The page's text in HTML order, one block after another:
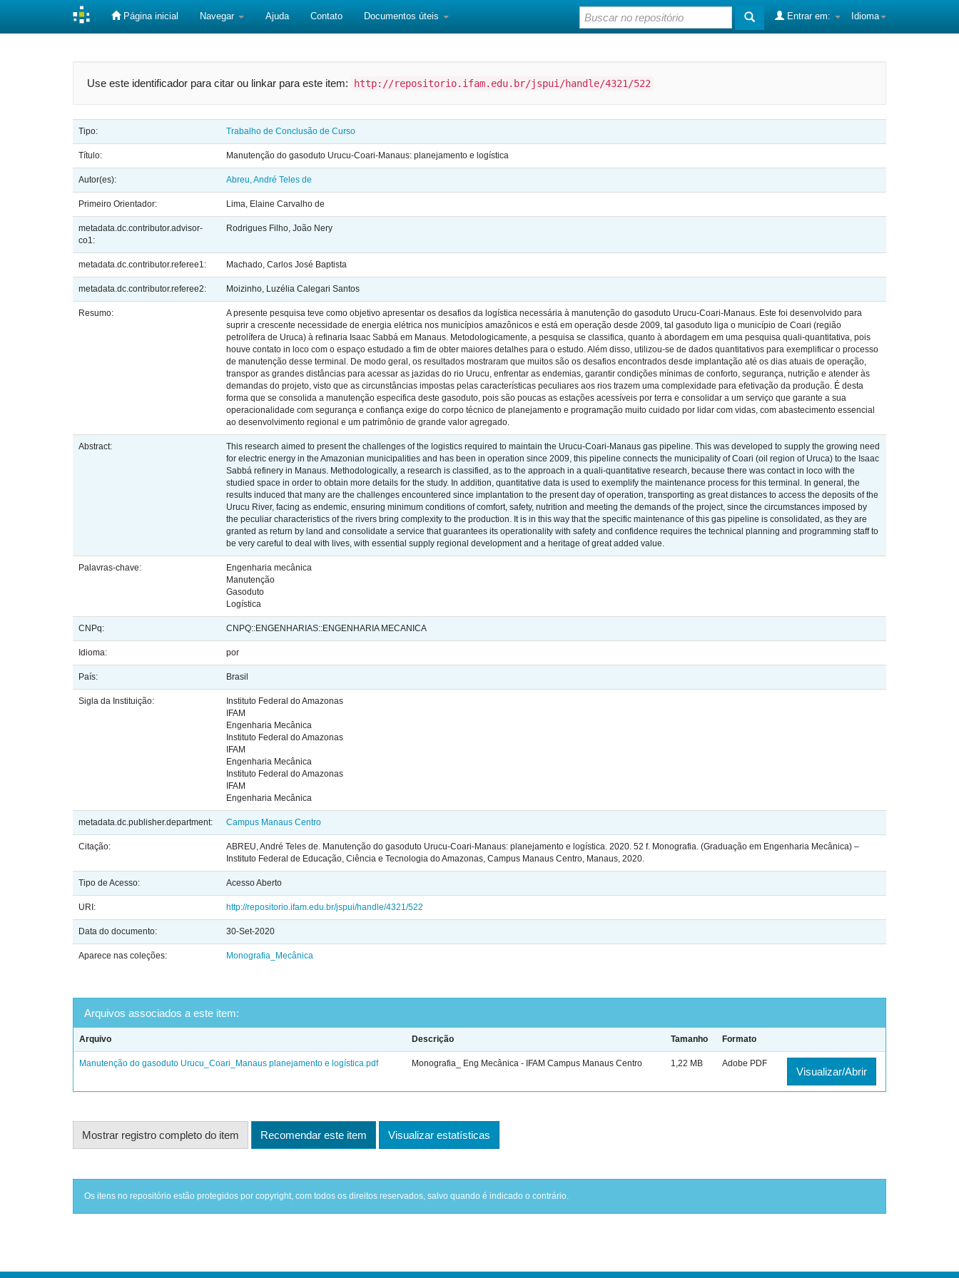
Página inicial Navegar Ajuda Contato Documentos úteis Idioma
Entrar em:
Use este identificador para citar ou linkar para este item: http://repositorio.ifam.edu.br/jspui/handle/4321/522
Tipo: Trabalho de Conclusão de Curso
Título: Manutenção do gasoduto Urucu-Coari-Manaus: planejamento e logística
Autor(es): Abreu, André Teles de
Primeiro Orientador: Lima, Elaine Carvalho de
metadata.dc.contributor.advisor-
co1:
Rodrigues Filho, João Nery
metadata.dc.contributor.referee1: Machado, Carlos José Baptista
metadata.dc.contributor.referee2: Moizinho, Luzélia Calegari Santos
Resumo:
A presente pesquisa teve como objetivo apresentar os desafios da logística necessária à manutenção do gasoduto Urucu-Coari-Manaus. Este foi desenvolvido para
suprir a crescente necessidade de energia elétrica nos municípios amazônicos e está em operação desde 2009, tal gasoduto liga o município de Coari (região
petrolífera de Uruca) à refinaria Isaac Sabbá em Manaus. Metodologicamente, a pesquisa se classifica, quanto à abordagem em uma pesquisa quali-quantitativa, pois
houve contato in loco com o espaço estudado a fim de obter maiores detalhes para o estudo. Além disso, utilizou-se de dados quantitativos para exemplificar o processo
de manutenção desse terminal. De modo geral, os resultados mostraram que muitos são os desafios encontrados desde implantação até os dias atuais de operação,
transpor as grandes distâncias para acessar as jazidas do rio Urucu, enfrentar as endemias, garantir condições mínimas de conforto, segurança, nutrição e atender às
demandas do projeto, visto que as circunstâncias impostas pelas características peculiares aos rios trazem uma complexidade para efetivação da produção. É desta
forma que se consolida a manutenção especifica deste gasoduto, pois são poucas as estações acessíveis por terra e consolidar a um serviço que garante a sua
operacionalidade com segurança e confiança exige do corpo técnico de planejamento e programação muito cuidado por lidar com vidas, com abastecimento essencial
ao desenvolvimento regional e um patrimônio de grande valor agregado.
Abstract:
This research aimed to present the challenges of the logistics required to maintain the Urucu-Coari-Manaus gas pipeline. This was developed to supply the growing need
for electric energy in the Amazonian municipalities and has been in operation since 2009, this pipeline connects the municipality of Coari (oil region of Uruca) to the Isaac
Sabbá refinery in Manaus. Methodologically, a research is classified, as to the approach in a quali-quantitative research, because there was contact in loco with the
studied space in order to obtain more details for the study. In addition, quantitative data is used to exemplify the maintenance process for this terminal. In general, the
results induced that many are the challenges encountered since implantation to the present day of operation, transporting as great distances to access the deposits of the
Urucu River, facing as endemic, ensuring minimum conditions of comfort, safety, nutrition and meeting the demands of the project, since the circumstances imposed by
the peculiar characteristics of the rivers bring complexity to the production. It is in this way that the specific maintenance of this gas pipeline is consolidated, as they are
granted as return by land and consolidate a service that guarantees its operationality with safety and confidence requires the technical planning and programming staff to
be very careful to deal with lives, with essential supply regional development and a heritage of great added value.
Palavras-chave:
Engenharia mecânica
Manutenção
Gasoduto
Logística
CNPq: CNPQ::ENGENHARIAS::ENGENHARIA MECANICA
Idioma: por
País: Brasil
Sigla da Instituição:
Instituto Federal do Amazonas
IFAM
Engenharia Mecânica
Instituto Federal do Amazonas
IFAM
Engenharia Mecânica
Instituto Federal do Amazonas
IFAM
Engenharia Mecânica
metadata.dc.publisher.department: Campus Manaus Centro
Citação:
ABREU, André Teles de. Manutenção do gasoduto Urucu-Coari-Manaus: planejamento e logística. 2020. 52 f. Monografia. (Graduação em Engenharia Mecânica) –
Instituto Federal de Educação, Ciência e Tecnologia do Amazonas, Campus Manaus Centro, Manaus, 2020.
Tipo de Acesso: Acesso Aberto
URI: http://repositorio.ifam.edu.br/jspui/handle/4321/522
Data do documento: 30-Set-2020
Aparece nas coleções: Monografia_Mecânica
Arquivos associados a este item:
Arquivo Descrição Tamanho Formato
Manutenção do gasoduto Urucu_Coari_Manaus planejamento e logística.pdf Monografia_ Eng Mecânica - IFAM Campus Manaus Centro 1,22 MB Adobe PDF
Visualizar/Abrir
Mostrar registro completo do item Recomendar este item Visualizar estatísticas
Os itens no repositório estão protegidos por copyright, com todos os direitos reservados, salvo quando é indicado o contrário.